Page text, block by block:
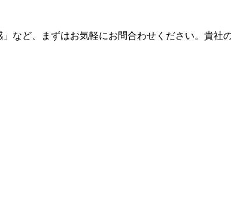
など、まずはお気軽にお問合わせください。貴社